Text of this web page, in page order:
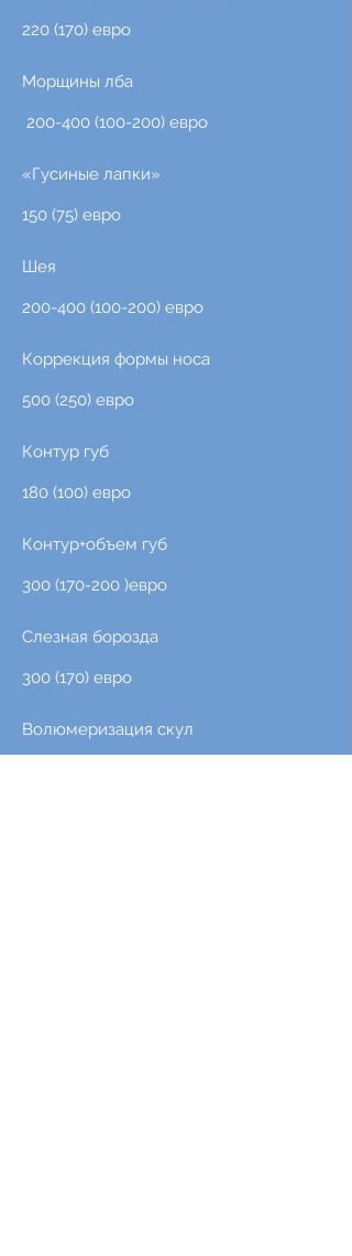
220 (170) евро
Морщины лба
200-400 (100-200) евро
«Гусиные лапки»
150 (75) евро
Шея
200-400 (100-200) евро
Коррекция формы носа
500 (250) евро
Контур губ
180 (100) евро
Контур+объем губ
300 (170-200 )евро
Слезная борозда
300 (170) евро
Волюмеризация скул